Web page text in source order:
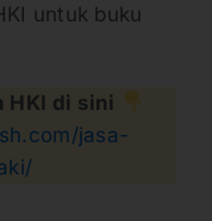
untuk buku
HKI di sini
jasa-